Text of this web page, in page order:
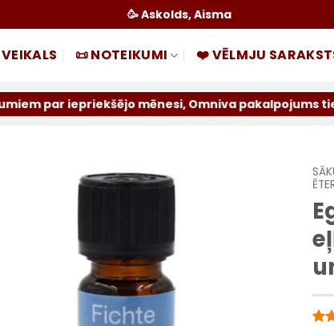
🥳 Askolds, Aisma
VEIKALS 📜 NOTEIKUMI ❤️ VĒLMJU
mēnesi, Omniva pakalpojums tiek